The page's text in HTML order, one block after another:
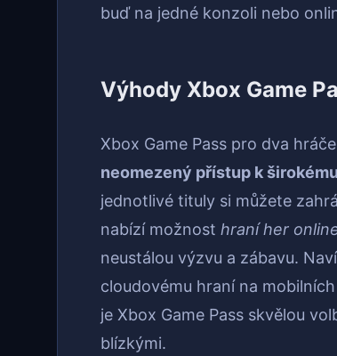
buď na jedné konzoli nebo
Výhody Xbox Game
Xbox Game Pass pro dva
neomezený přístup k
jednotlivé tituly si můžete
nabízí možnost hraní her
neustálou výzvu a zábavu.
cloudovému hraní na
je Xbox Game Pass skvělou
blízkými.